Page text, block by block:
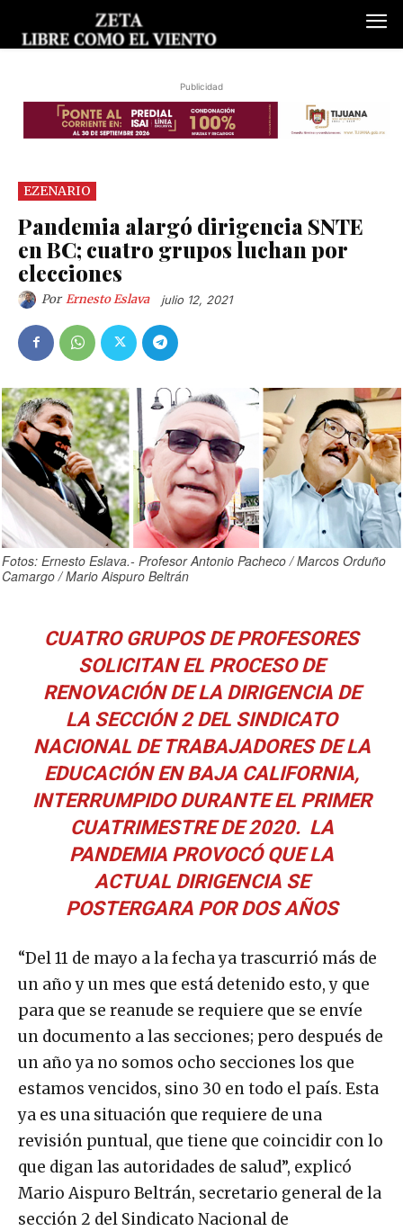
Publicidad
EZENARIO
Pandemia alargó dirigencia SNTE
en BC; cuatro grupos luchan por
elecciones
Por Ernesto Eslava julio 12, 2021
Fotos: Ernesto Eslava.- Profesor Antonio Pacheco / Marcos Orduño
Camargo / Mario Aispuro Beltrán
CUATRO GRUPOS DE PROFESORES
SOLICITAN EL PROCESO DE
RENOVACIÓN DE LA DIRIGENCIA DE
LA SECCIÓN 2 DEL SINDICATO
NACIONAL DE TRABAJADORES DE LA
EDUCACIÓN EN BAJA CALIFORNIA,
INTERRUMPIDO DURANTE EL PRIMER
CUATRIMESTRE DE 2020. LA
PANDEMIA PROVOCÓ QUE LA
ACTUAL DIRIGENCIA SE
POSTERGARA POR DOS AÑOS
“Del 11 de mayo a la fecha ya trascurrió más de
un año y un mes que está detenido esto, y que
para que se reanude se requiere que se envíe
un documento a las secciones; pero después de
un año ya no somos ocho secciones los que
estamos vencidos, sino 30 en todo el país. Esta
ya es una situación que requiere de una
revisión puntual, que tiene que coincidir con lo
que digan las autoridades de salud”, explicó
Mario Aispuro Beltrán, secretario general de la
sección 2 del Sindicato Nacional de